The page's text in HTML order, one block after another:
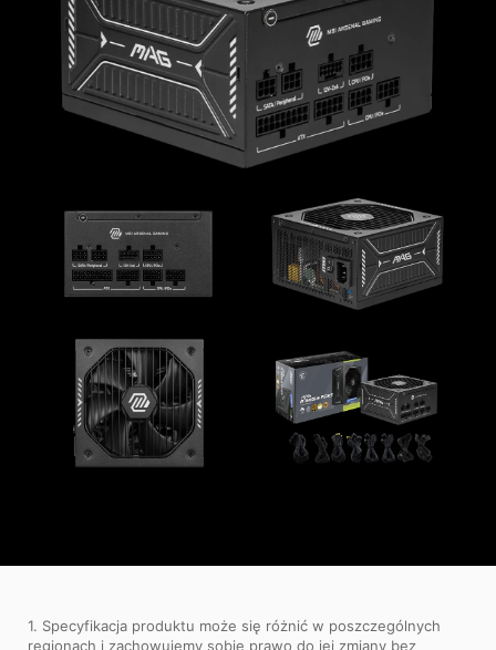
1. Specyfikacja produktu może się różnić w poszczególnych
regionach i zachowujemy sobie prawo do jej zmiany bez